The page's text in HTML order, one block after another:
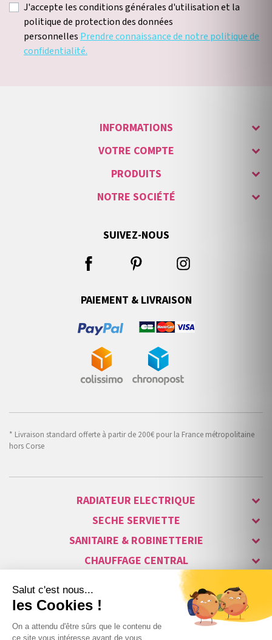
J'accepte les conditions générales d'utilisation et la
politique de protection des données
personnelles Prendre connaissance de notre politique de
confidentialité.
INFORMATIONS
VOTRE COMPTE
PRODUITS
NOTRE SOCIÉTÉ
SUIVEZ-NOUS
PAIEMENT & LIVRAISON
* Livraison standard offerte à partir de 200€ pour la France métropolitaine
hors Corse
RADIATEUR ELECTRIQUE
SECHE SERVIETTE
SANITAIRE & ROBINETTERIE
CHAUFFAGE CENTRAL
ALARME & SÉCURITÉ
MAISON CONNECTÉE
VISIOPHONE & INTERPHONE